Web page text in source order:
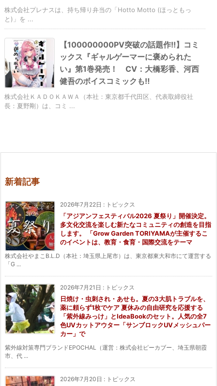
株式会社プレナスは、持ち帰り弁当の「Hotto Motto (ほっともっ
と)」を ...
【100000000PV突破の話題作!!】コミ
ックス『ギャルゲーマーに褒められた
い』第1巻発売！ CV：大橋彩香、河西
健吾のボイスコミックも‼
株式会社ＫＡＤＯＫＡＷＡ（本社：東京都千代⽥区、代表取締役社
⻑：夏野剛）は、コミ ...
新着記事
2026年7月22日 : トピックス
「アジアンフェスティバル2026 夏祭り」開催決定。
多文化交流を楽しむ新たなコミュニティの創造を目指
します。 「Grow Garden TORIYAMAが主催するこ
のイベントは、教育・食育・国際交流をテーマ
株式会社やまこB.L.D（本社：埼玉県上尾市）は、東京都東大和市にて運営する
「G ...
2026年7月21日 : トピックス
日焼け・虫刺され・あせも。夏の3大肌トラブルを、
薬に頼らず1枚でケア 夏休みの自由研究を応援する
「紫外線みっけ」とIdeaBookのセット。人気の全7
色UVカットアウター「サンブロックUVメッシュパー
カー」で
紫外線対策専門ブランドEPOCHAL（運営：株式会社ピーカブー、埼玉県朝霞
市、代 ...
2026年7月20日 : トピックス